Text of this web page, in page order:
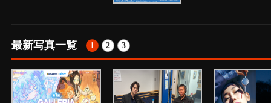
最新写真一覧 1 2 3